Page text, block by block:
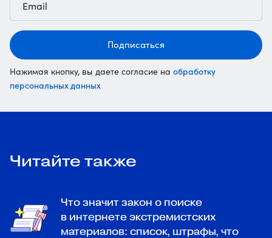
Подписаться
Нажимая кнопку, вы даете согласие на обработку
персональных данных
Читайте также
Что значит закон о поиске
в интернете экстремистских
материалов: список, штрафы, что